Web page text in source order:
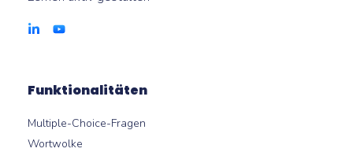
Funktionalitäten
Multiple-Choice-Fragen
Wortwolke